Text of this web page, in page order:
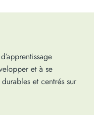
et à se
et centrés sur